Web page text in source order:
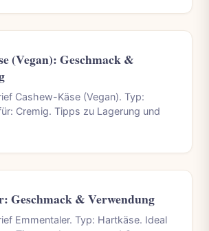
(Vegan): Geschmack &
Cashew-Käse (Vegan). Typ:
Cremig. Tipps zu Lagerung und
Geschmack & Verwendung
Emmentaler. Typ: Hartkäse. Ideal